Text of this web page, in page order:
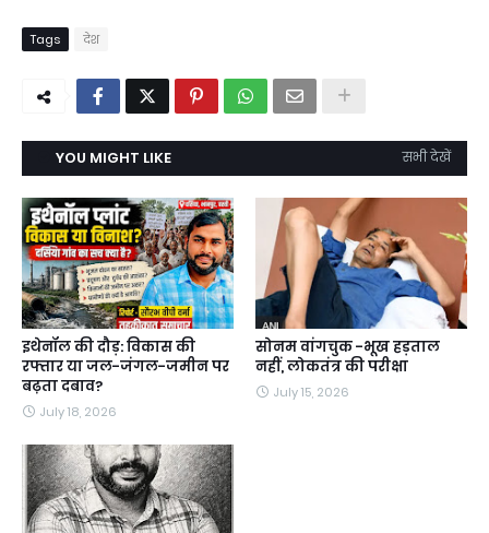
Tags देश
YOU MIGHT LIKE सभी देखें
इथेनॉल की दौड़: विकास की
रफ्तार या जल-जंगल-जमीन पर
बढ़ता दबाव?
July 18, 2026
सोनम वांगचुक -भूख हड़ताल
नहीं, लोकतंत्र की परीक्षा
July 15, 2026